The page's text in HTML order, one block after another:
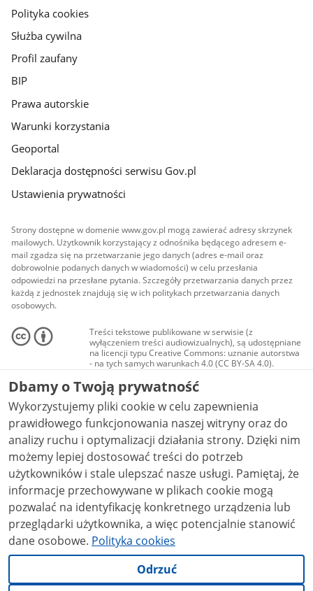
gov.pl
Polityka cookies
Służba cywilna
Profil zaufany
BIP
Prawa autorskie
Warunki korzystania
Geoportal
Deklaracja dostępności serwisu Gov.pl
Ustawienia prywatności
Strony dostępne w domenie www.gov.pl mogą zawierać adresy skrzynek
mailowych. Użytkownik korzystający z odnośnika będącego adresem e-
mail zgadza się na przetwarzanie jego danych (adres e-mail oraz
dobrowolnie podanych danych w wiadomości) w celu przesłania
odpowiedzi na przesłane pytania. Szczegóły przetwarzania danych przez
każdą z jednostek znajdują się w ich politykach przetwarzania danych
osobowych.
Treści tekstowe publikowane w serwisie (z
wyłączeniem treści audiowizualnych), są udostępniane
na licencji typu Creative Commons: uznanie autorstwa
- na tych samych warunkach 4.0 (CC BY-SA 4.0).
Materiały audiowizualne, w tym zdjęcia, materiały
audio i wideo, są udostępniane na licencji typu
Creative Commons: uznanie autorstwa użycie
niekomercyjne - bez utworów zależnych 4.0 (CC BY-
NC-ND 4.0), o ile nie jest to stwierdzone inaczej.
Dbamy o Twoją prywatność
Wykorzystujemy pliki cookie w celu zapewnienia
prawidłowego funkcjonowania naszej witryny oraz do
analizy ruchu i optymalizacji działania strony. Dzięki nim
możemy lepiej dostosować treści do potrzeb
użytkowników i stale ulepszać nasze usługi. Pamiętaj, że
informacje przechowywane w plikach cookie mogą
pozwalać na identyfikację konkretnego urządzenia lub
przeglądarki użytkownika, a więc potencjalnie stanowić
dane osobowe. Polityka cookies
Odrzuć